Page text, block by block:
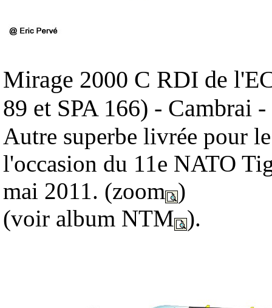
Mirage 2000 C RDI de
89 et SPA 166) - Cambrai
Autre superbe livrée pour
l'occasion du 11e NATO
mai 2011. (zoom )
(voir album NTM ).